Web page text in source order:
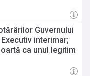
Guvernului
interimar;
ca unul legitim
ci un precedent